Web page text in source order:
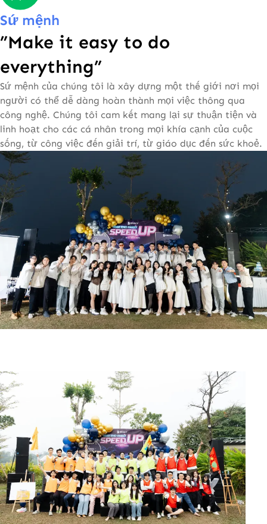
Sứ mệnh
”Make it easy to do
everything”
Sứ mệnh của chúng tôi là xây dựng một thế giới nơi mọi
người có thể dễ dàng hoàn thành mọi việc thông qua
công nghệ. Chúng tôi cam kết mang lại sự thuận tiện và
linh hoạt cho các cá nhân trong mọi khía cạnh của cuộc
sống, từ công việc đến giải trí, từ giáo dục đến sức khoẻ.